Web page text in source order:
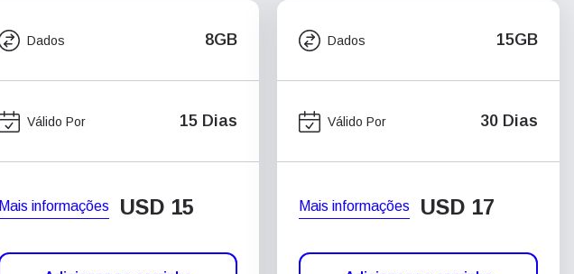
Dados 8GB
Válido Por 15 Dias
Mais informações USD 15
Dados 15GB
Válido Por 30 Dias
Mais informações USD 17